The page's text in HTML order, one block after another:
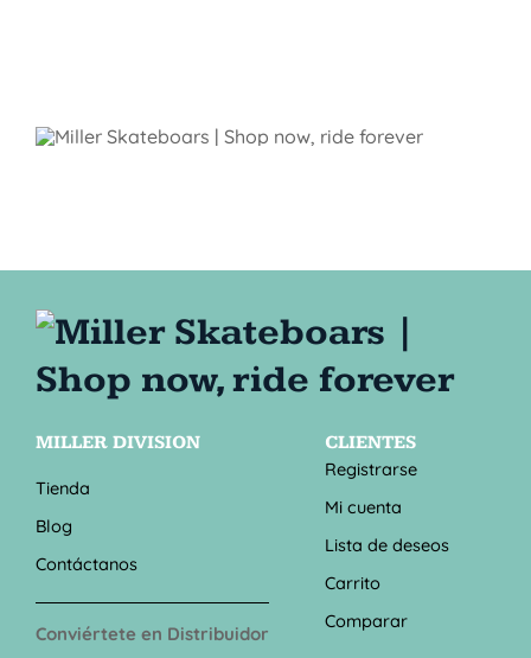
MILLER DIVISION
Tienda
Blog
Contáctanos
Conviértete en Distribuidor
CLIENTES
Registrarse
Mi cuenta
Lista de deseos
Carrito
Comparar